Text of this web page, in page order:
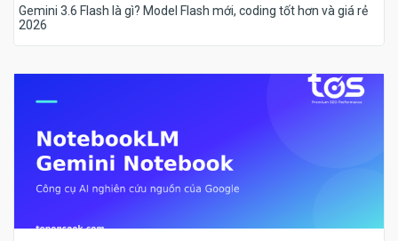
Gemini 3.6 Flash là gì? Model Flash mới, coding tốt hơn và giá rẻ
2026